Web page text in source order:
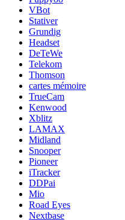
VBot
Stativer
Grundig
Headset
DeTeWe
Telekom
Thomson
cartes mémoire
TrueCam
Kenwood
Xblitz
LAMAX
Midland
Snooper
Pioneer
iTracker
DDPai
Mio
Road Eyes
Nextbase